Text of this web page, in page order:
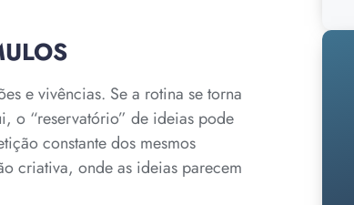
e vivências. Se a rotina se torna
o “reservatório” de ideias pode
constante dos mesmos
criativa, onde as ideias parecem